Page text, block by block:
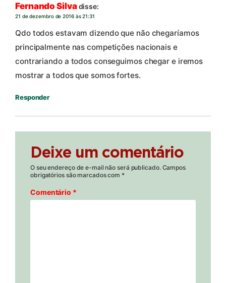
Fernando Silvadisse:
21 de dezembro de 2016 às 21:31
Qdo todos estavam dizendo que não chegaríamos
principalmente nas competições nacionais e
contrariando a todos conseguimos chegar e iremos
mostrar a todos que somos fortes.
Responder
Deixe um comentário
O seu endereço de e-mail não será publicado. Campos
obrigatórios são marcados com *
Comentário *